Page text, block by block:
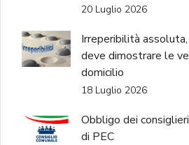
20 Luglio 2026
Irreperibilità
deve dimostrare le
domicilio
18 Luglio 2026
Obbligo dei
di PEC